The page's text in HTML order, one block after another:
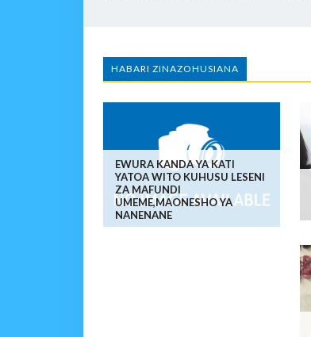
HABARI ZINAZOHUSIANA
EWURA KANDA YA KATI
YATOA WITO KUHUSU LESENI
ZA MAFUNDI
UMEME,MAONESHO YA
NANENANE